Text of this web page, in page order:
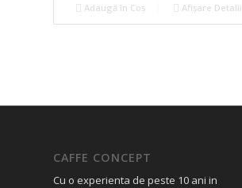
Adaugă în Coș Afișare Detalii
CAFFE CONCEPT
Cu o experienta de peste 10 ani in